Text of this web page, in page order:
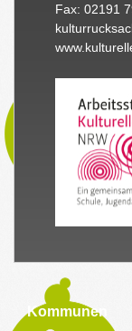
Fax: 02191
Kommunen